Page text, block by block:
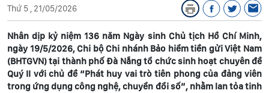
Thứ 5 , 21/05/2026
Nhân dịp kỷ niệm 136 năm Ngày sinh Chủ tịch Hồ Chí Minh,
ngày 19/5/2026, Chi bộ Chi nhánh Bảo hiểm tiền gửi Việt Nam
(BHTGVN) tại thành phố Đà Nẵng tổ chức sinh hoạt chuyên đề
Quý II với chủ đề “Phát huy vai trò tiên phong của đảng viên
trong ứng dụng công nghệ, chuyển đổi số”, nhằm lan tỏa tinh